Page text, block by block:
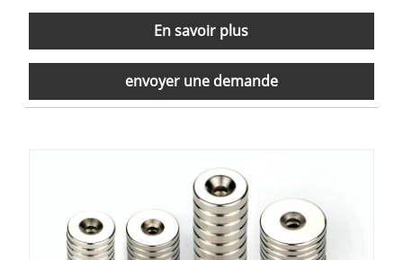
En savoir plus
envoyer une demande